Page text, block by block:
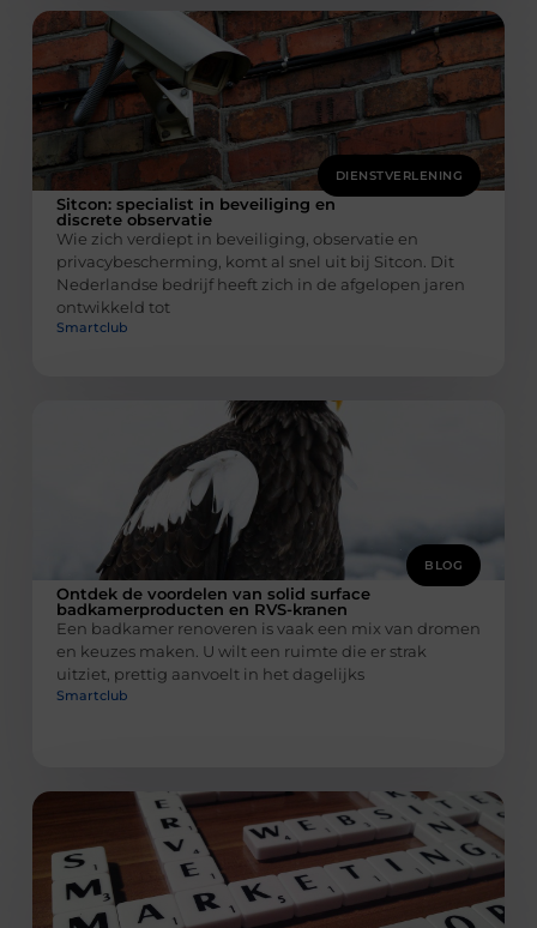
DIENSTVERLENING
Sitcon: specialist in beveiliging en
discrete observatie
Wie zich verdiept in beveiliging, observatie en
privacybescherming, komt al snel uit bij Sitcon. Dit
Nederlandse bedrijf heeft zich in de afgelopen jaren
ontwikkeld tot
Smartclub
BLOG
Ontdek de voordelen van solid surface
badkamerproducten en RVS-kranen
Een badkamer renoveren is vaak een mix van dromen
en keuzes maken. U wilt een ruimte die er strak
uitziet, prettig aanvoelt in het dagelijks
Smartclub